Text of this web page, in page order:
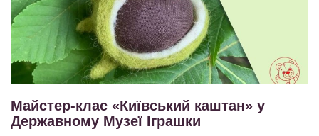
Майстер-клас «Київський каштан» у
Державному Музеї Іграшки